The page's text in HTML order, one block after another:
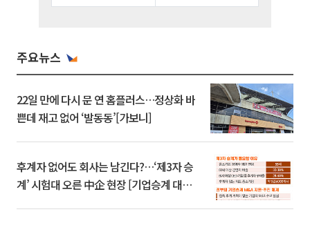
주요뉴스
22일 만에 다시 문 연 홈플러스…정상화 바
쁜데 재고 없어 ‘발동동’[가보니]
후계자 없어도 회사는 남긴다?…‘제3자 승
계’ 시험대 오른 中企 현장 [기업승계 대전